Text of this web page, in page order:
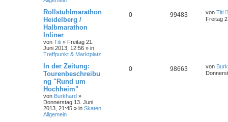
Rollstuhlmarathon
Heidelberg /
Halbmarathon
Inliner
von Titi » Freitag 21.
Juni 2013, 12:56 » in
Treffpunkt & Marktplatz
0 99483 von Titi
Freitag
In der Zeitung:
Tourenbeschreibu
ng "Rund um
Hochheim"
von Burkhard »
Donnerstag 13. Juni
2013, 21:45 » in Skaten
Allgemein
0 98663 von